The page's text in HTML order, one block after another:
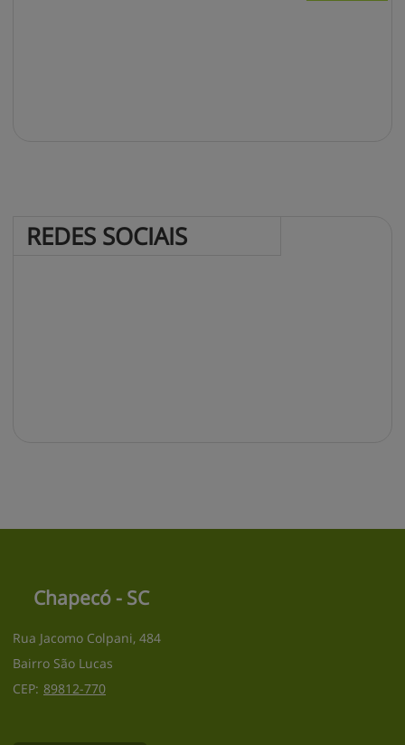
REDES SOCIAIS
Chapecó - SC
Rua Jacomo Colpani, 484
Bairro São Lucas
CEP: 89812-770